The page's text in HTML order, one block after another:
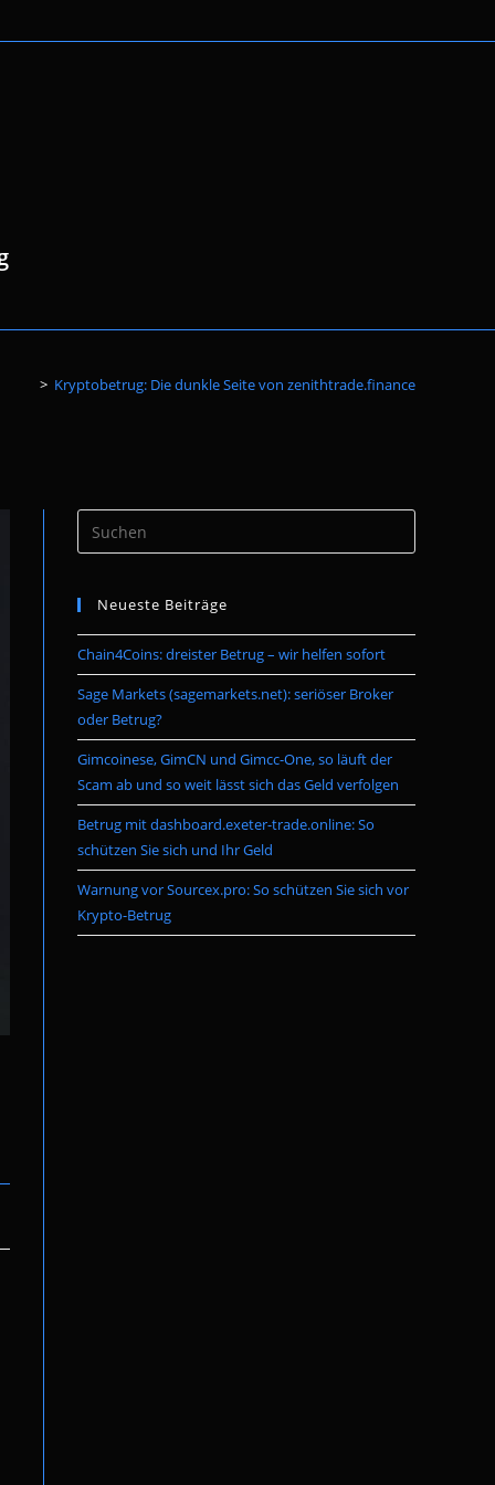
Suche
umschalten
> Kryptobetrug: Die dunkle Seite von zenithtrade.finance
Escape
the
Neueste Beiträge
Chain4Coins: dreister Betrug – wir helfen sofort
Sage Markets (sagemarkets.net): seriöser Broker
oder Betrug?
Gimcoinese, GimCN und Gimcc-One, so läuft der
Scam ab und so weit lässt sich das Geld verfolgen
Betrug mit dashboard.exeter-trade.online: So
schützen Sie sich und Ihr Geld
Warnung vor Sourcex.pro: So schützen Sie sich vor
Krypto-Betrug